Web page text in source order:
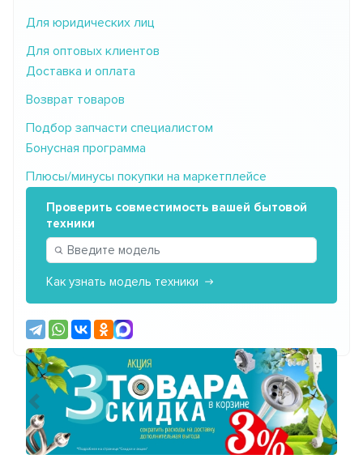
Для юридических лиц
Для оптовых клиентов
Доставка и оплата
Возврат товаров
Подбор запчасти специалистом
Бонусная программа
Плюсы/минусы покупки на маркетплейсе
Проверить совместимость вашей бытовой
техники
Как узнать модель техники
Предыдущий